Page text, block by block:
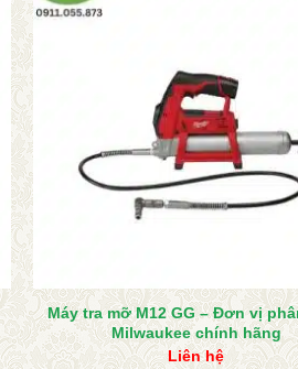
Máy tra mỡ M12 GG – Đơn vị
Milwaukee chính hãng
Liên hệ